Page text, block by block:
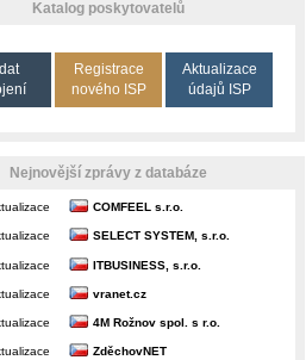
Katalog poskytovatelů
Registrace
nového ISP
Aktualizace
údajů ISP
Nejnovější zprávy z databáze
COMFEEL s.r.o.
SELECT SYSTEM, s.r.o.
ITBUSINESS, s.r.o.
vranet.cz
4M Rožnov spol. s r.o.
ZděchovNET